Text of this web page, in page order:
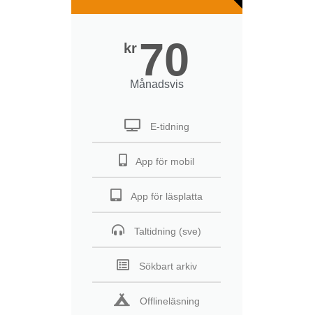
kr 70
Månadsvis
E-tidning
App för mobil
App för läsplatta
Taltidning (sve)
Sökbart arkiv
Offlineläsning